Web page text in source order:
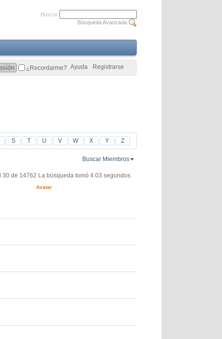
S T U V W X Y Z
Buscar Miembros
30 de 14762 La búsqueda tomó 4.03 segundos.
Avatar
Buscar
Búsqueda Avanzada
Registrarse
Ayuda
¿Recordarme?